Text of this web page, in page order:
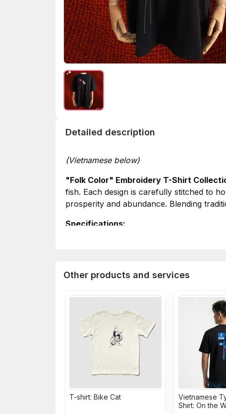
Detailed description
(Vietnamese below)
"Folk Color" Embroidery T-Shirt
fish. Each design is carefully stitched to
prosperity and abundance. Blending
Specifications:
tỉ mỉ để gợi lên hình ảnh vượt thời gian:
nghệ thuật truyền thống với thời trang
Quy cách kỹ thuật:
100% Cotton.
Kích thước:Size M: Dài áo 70 cm, Rộng
Other products and services
T-shirt: Bike Cat
Vietnamese
Shirt: On the